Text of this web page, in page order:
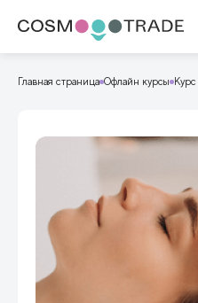
Главная страница Офлайн курсы